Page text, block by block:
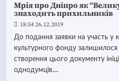
Мрія про Дніпро як
знаходить прихильників
18:54 26.12.2019
До подання заявки на участь у
культурного фонду
створення цього документу
однодумців....